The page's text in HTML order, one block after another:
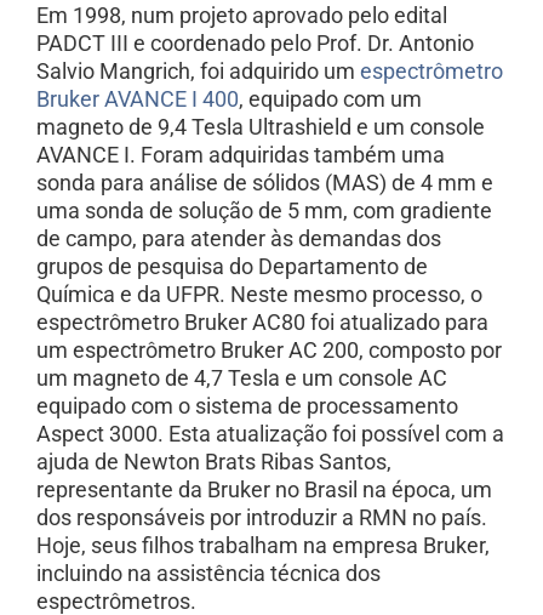
Em 1998, num projeto aprovado pelo edital
PADCT III e coordenado pelo Prof. Dr. Antonio
Salvio Mangrich, foi adquirido um espectrômetro
Bruker AVANCE I 400, equipado com um
magneto de 9,4 Tesla Ultrashield e um console
AVANCE I. Foram adquiridas também uma
sonda para análise de sólidos (MAS) de 4 mm e
uma sonda de solução de 5 mm, com gradiente
de campo, para atender às demandas dos
grupos de pesquisa do Departamento de
Química e da UFPR. Neste mesmo processo, o
espectrômetro Bruker AC80 foi atualizado para
um espectrômetro Bruker AC 200, composto por
um magneto de 4,7 Tesla e um console AC
equipado com o sistema de processamento
Aspect 3000. Esta atualização foi possível com a
ajuda de Newton Brats Ribas Santos,
representante da Bruker no Brasil na época, um
dos responsáveis por introduzir a RMN no país.
Hoje, seus filhos trabalham na empresa Bruker,
incluindo na assistência técnica dos
espectrômetros.